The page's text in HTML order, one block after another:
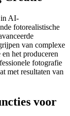
in AI-
fotorealistische
van complexe
het produceren
fotografie
met resultaten van
voor